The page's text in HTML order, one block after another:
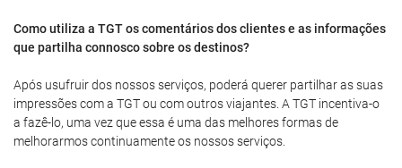
Como utiliza a TGT os comentários dos clientes e as informações
que partilha connosco sobre os destinos?
Após usufruir dos nossos serviços, poderá querer partilhar as suas
impressões com a TGT ou com outros viajantes. A TGT incentiva-o
a fazê-lo, uma vez que essa é uma das melhores formas de
melhorarmos continuamente os nossos serviços.